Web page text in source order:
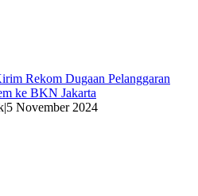
Rekom Dugaan Pelanggaran
ke BKN Jakarta
|5 November 2024